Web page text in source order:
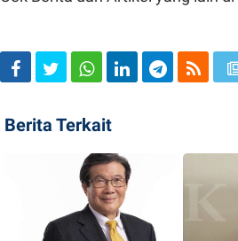
Berita Terkait